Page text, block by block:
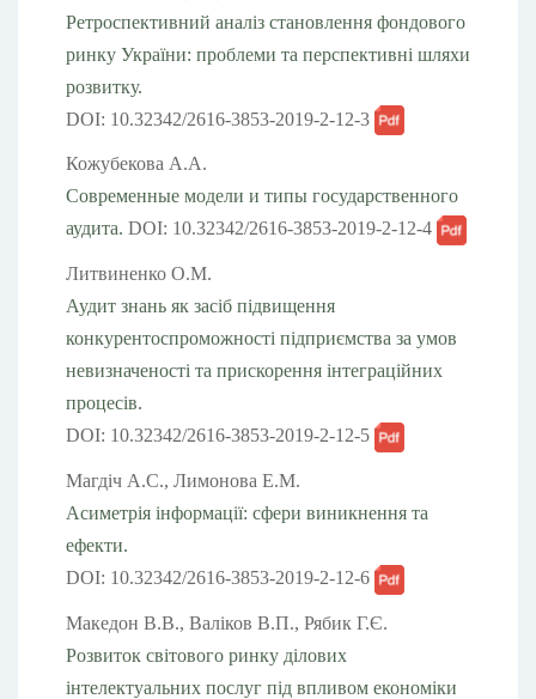
Ретроспективний аналіз становлення фондового
ринку України: проблеми та перспективні шляхи
розвитку.
DOI: 10.32342/2616-3853-2019-2-12-3
Кожубекова А.А.
Современные модели и типы государственного
аудита. DOI: 10.32342/2616-3853-2019-2-12-4
Литвиненко О.М.
Аудит знань як засіб підвищення
конкурентоспроможності підприємства за умов
невизначеності та прискорення інтеграційних
процесів.
DOI: 10.32342/2616-3853-2019-2-12-5
Магдіч А.С., Лимонова Е.М.
Асиметрія інформації: сфери виникнення та
ефекти.
DOI: 10.32342/2616-3853-2019-2-12-6
Македон В.В., Валіков В.П., Рябик Г.Є.
Розвиток світового ринку ділових
інтелектуальних послуг під впливом економіки